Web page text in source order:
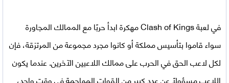
فيلعبةClash of Kings مهكرة
ابدأ حربًا مع الممالك المجاورة
سواء قاموا بتأسيس مملكة أو كانوا مجرد مجموعة من المرتزقة، فإن
لكل لاعب الحق في الحرب على ممالك اللاعبين الآخرين. عندما يكون